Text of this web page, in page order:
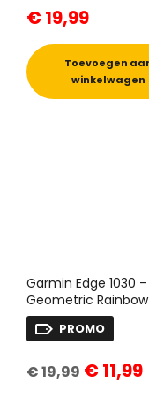
€19,99
Toevoegen
winkelwagen
Garmin Edge 1030 –
Geometric Rainbow
PROMO
€19,99 prijs
€11,99